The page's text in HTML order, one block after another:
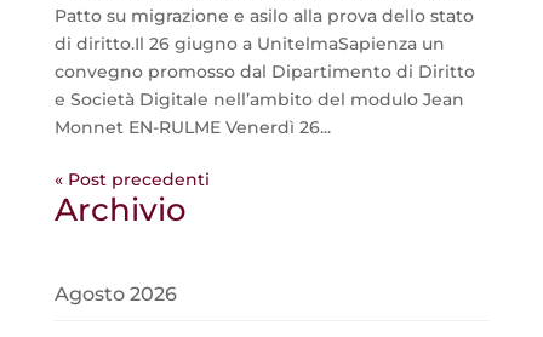
Patto su migrazione e asilo alla prova dello stato
di diritto.Il 26 giugno a UnitelmaSapienza un
convegno promosso dal Dipartimento di Diritto
e Società Digitale nell’ambito del modulo Jean
Monnet EN-RULME Venerdì 26...
« Post precedenti
Archivio
Agosto 2026